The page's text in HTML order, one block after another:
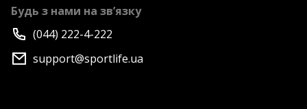
Будь з нами на зв’язку
(044) 222-4-222
support@sportlife.ua